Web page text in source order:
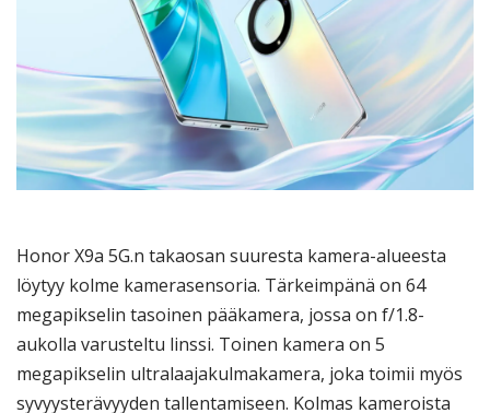
Honor X9a 5G.n takaosan suuresta kamera-alueesta
löytyy kolme kamerasensoria. Tärkeimpänä on 64
megapikselin tasoinen pääkamera, jossa on f/1.8-
aukolla varusteltu linssi. Toinen kamera on 5
megapikselin ultralaajakulmakamera, joka toimii myös
syvyysterävyyden tallentamiseen. Kolmas kameroista